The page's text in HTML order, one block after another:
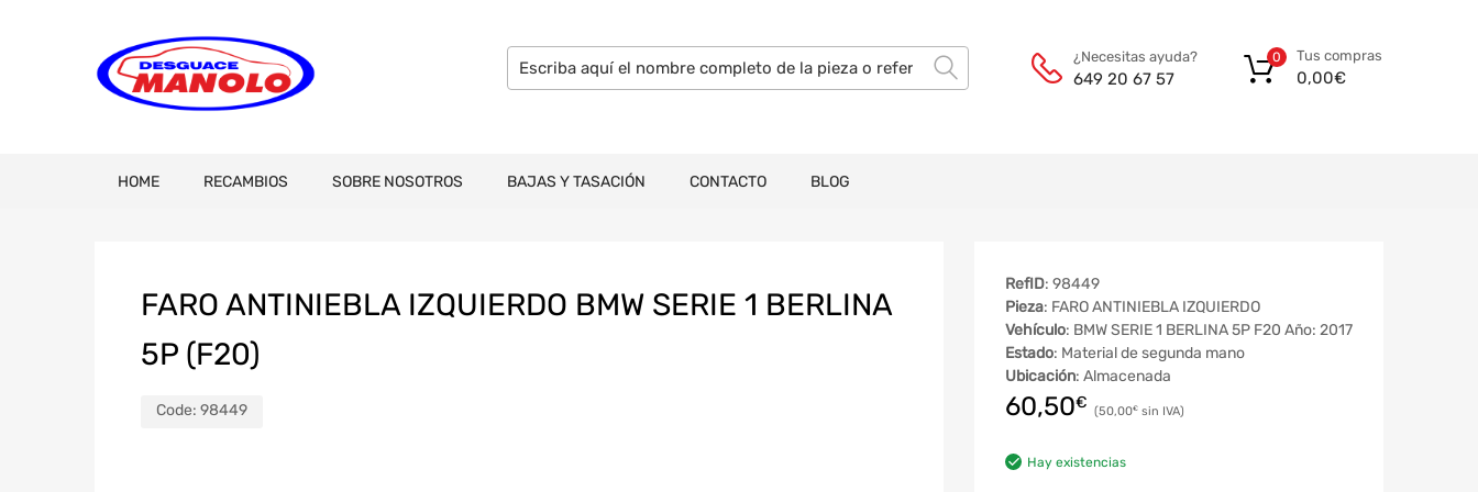
¿Necesitas ayuda?
649 20 67 57
Tus compras
0,00€
0
HOME RECAMBIOS SOBRE NOSOTROS BAJAS Y TASACIÓN CONTACTO BLOG
FARO ANTINIEBLA IZQUIERDO BMW SERIE 1 BERLINA
5P (F20)
Code: 98449
RefID: 98449
Pieza: FARO ANTINIEBLA IZQUIERDO
Vehículo: BMW SERIE 1 BERLINA 5P F20 Año: 2017
Estado: Material de segunda mano
Ubicación: Almacenada
60,50€ 50,00€
Hay existencias